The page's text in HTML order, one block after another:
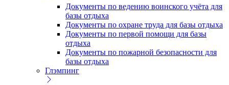
Документы по ведению воинского учёта для
базы отдыха
Документы по охране труда для базы отдыха
Документы по первой помощи для базы
отдыха
Документы по пожарной безопасности для
базы отдыха
Глэмпинг